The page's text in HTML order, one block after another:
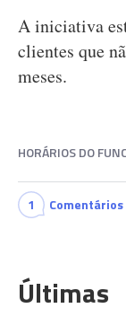
A iniciativa
clientes que
meses.
HORÁRIOS DO
1 Comentários
Últimas